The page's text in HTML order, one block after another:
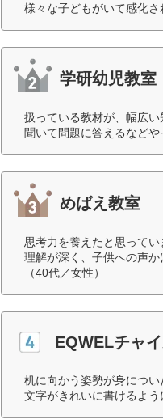
様々な子どもがいて感化さ
学研幼児教室
扱っている教材が、幅広
聞いて問題に答えるなど
めばえ教室
思考力を養えたと思って
理解が深く、子供への声
（40代／女性）
EQWELチャ
机に向かう姿勢が身につ
文字がきれいに書けるよう